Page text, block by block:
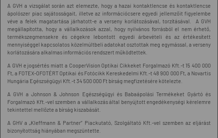
A GVH a vizsgálat során azt elemezte, hogy a hazai kontaktlencse és kontaktlencse
ápolószer piac sajátosságait, illetve az információcsere egyedi jellemzőit figyelembe
véve a felek magatartása járhatott-e a verseny korlátozásával, torzításával. A GVH
megállapította, hogy a vállalkozások azzal, hogy nyilvános forrásból el nem érhető,
termékszegmensekre és cégekre lebontott egyedi árbevételi és az értékesített
mennyiséggel kapcsolatos közelmúltbeli adatokat osztottak meg egymással, a verseny
korlátozására alkalmas információs rendszert működtettek.
A GVH e jogsértés miatt a CooperVision Optikai Cikkeket Forgalmazó Kft.-t 15 400 000
Ft, a FOTEX-OFOTÉRT Optikai és Fotócikk Kereskedelmi Kft.-t 48 900 000 Ft, a Novartis
Hungária Egészségügyi Kft.-t 34 500 000 Ft bírság megfizetésére kötelezte.
A GVH a Johnson & Johnson Egészségügyi és Babaápolási Termékeket Gyártó és
Forgalmazó Kft.-vel szemben a vállalkozás által benyújtott engedékenységi kérelemre
tekintettel mellőzte a bírság kiszabását.
A GHV a „Kleffmann & Partner” Piackutató, Szolgáltató Kft.-vel szemben az eljárást
bizonyítottság hiányában megszüntette.